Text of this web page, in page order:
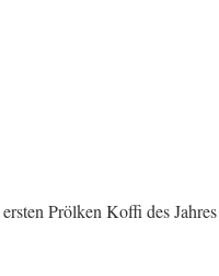
Prölken Koffi des Jahres